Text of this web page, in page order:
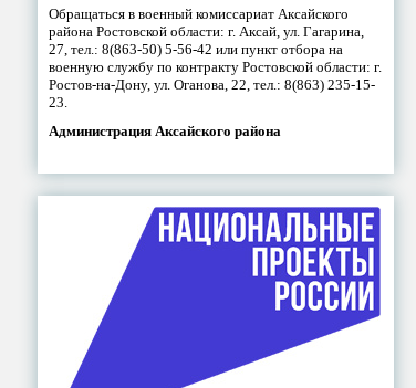
Обращаться в военный комиссариат Аксайского
района Ростовской области: г. Аксай, ул. Гагарина,
27, тел.: 8(863-50) 5-56-42 или пункт отбора на
военную службу по контракту Ростовской области: г.
Ростов-на-Дону, ул. Оганова, 22, тел.: 8(863) 235-15-
23.
Администрация Аксайского района